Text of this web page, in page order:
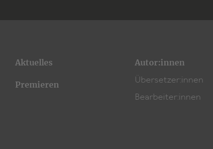
Aktuelles
Premieren
Autor:innen
Übersetzer:innen
Bearbeiter:innen